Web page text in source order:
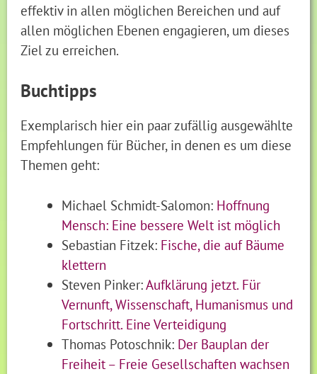
effektiv in allen möglichen Bereichen und auf
allen möglichen Ebenen engagieren, um dieses
Ziel zu erreichen.
Buchtipps
Exemplarisch hier ein paar zufällig ausgewählte
Empfehlungen für Bücher, in denen es um diese
Themen geht:
Michael Schmidt-Salomon: Hoffnung
Mensch: Eine bessere Welt ist möglich
Sebastian Fitzek: Fische, die auf Bäume
klettern
Steven Pinker:Aufklärung jetzt. Für
Vernunft, Wissenschaft, Humanismus und
Fortschritt. Eine Verteidigung
Thomas Potoschnik: Der Bauplan der
Freiheit – Freie Gesellschaften wachsen